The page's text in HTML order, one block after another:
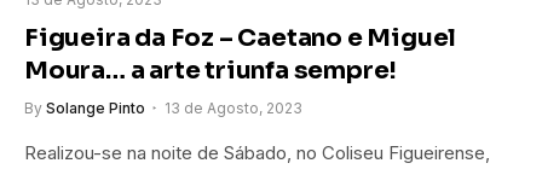
Figueira da Foz – Caetano e Miguel
Moura… a arte triunfa sempre!
By Solange Pinto 13 de Agosto, 2023
Realizou-se na noite de Sábado, no Coliseu Figueirense,